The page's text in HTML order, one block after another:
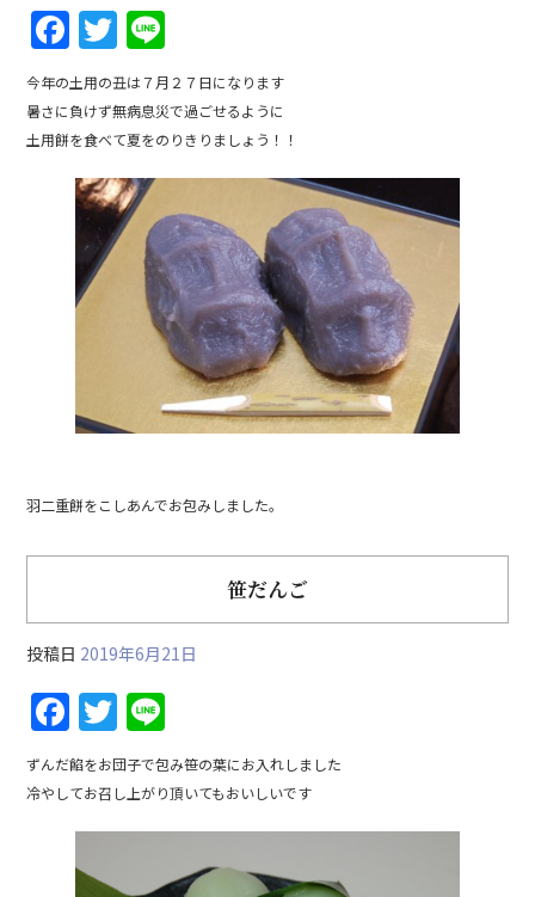
F
a
c
e
b
o
o
k
T
w
itt
er
n
e
今年の土用の丑は７月２７日になります
暑さに負けず無病息災で過ごせるように
土用餅を食べて夏をのりきりましょう！！
羽二重餅をこしあんでお包みしました。
笹だんご
投稿日 2019年6月21日
F
a
c
e
b
T
w
itt
er
n
e
ずんだ餡をお団子で包み笹の葉にお入れしました
冷やしてお召し上がり頂いてもおいしいです